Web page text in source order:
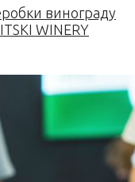
винограду
WINERY